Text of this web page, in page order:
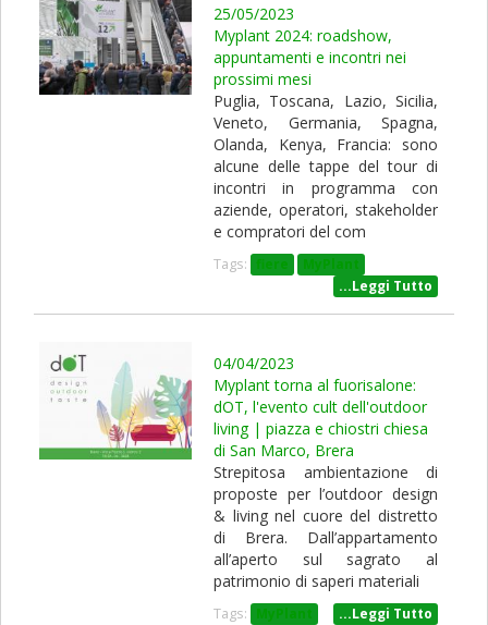
25/05/2023
Myplant 2024: roadshow,
appuntamenti e incontri nei
prossimi mesi
Puglia, Toscana, Lazio, Sicilia,
Veneto, Germania, Spagna,
Olanda, Kenya, Francia: sono
alcune delle tappe del tour di
incontri in programma con
aziende, operatori, stakeholder
e compratori del com
Tags: fiere
MyPlant
...Leggi Tutto
04/04/2023
Myplant torna al fuorisalone:
dOT, l'evento cult dell'outdoor
living | piazza e chiostri chiesa
di San Marco, Brera
Strepitosa ambientazione di
proposte per l’outdoor design
& living nel cuore del distretto
di Brera. Dall’appartamento
all’aperto sul sagrato al
patrimonio di saperi materiali
Tags: MyPlant ...Leggi Tutto